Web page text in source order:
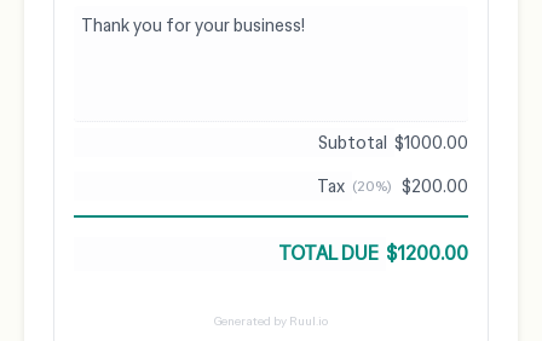
$1000.00
(20%) $200.00
$1200.00
Generated by Ruul.io